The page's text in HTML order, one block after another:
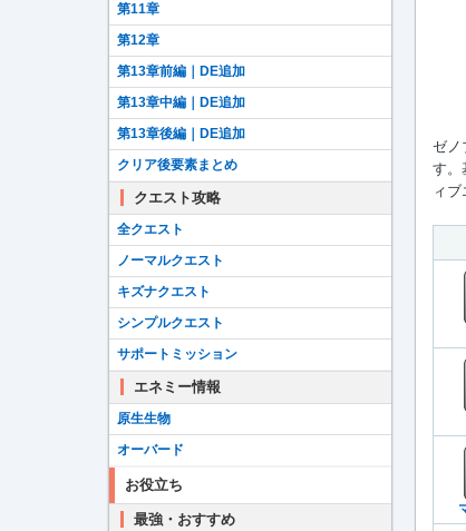
ゼノ
す。
ィ
第11章
第12章
第13章前編｜DE追加
第13章中編｜DE追加
第13章後編｜DE追加
クリア後要素まとめ
クエスト攻略
全クエスト
ノーマルクエスト
キズナクエスト
シンプルクエスト
サポートミッション
エネミー情報
原生生物
オーバード
お役立ち
最強・おすすめ